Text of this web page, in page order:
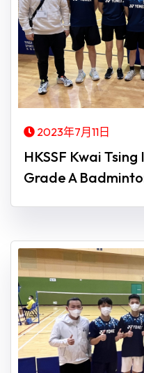
2023年7月11日
HKSSF Kwai
Grade A